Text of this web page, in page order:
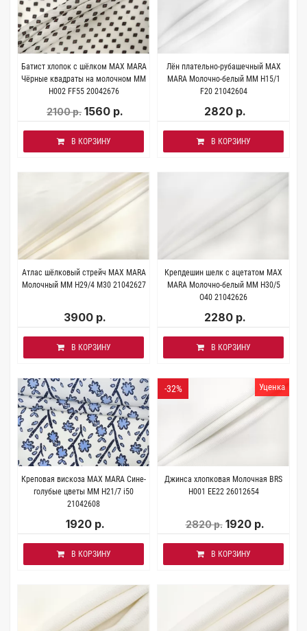
Батист хлопок с шёлком MAX MARA
Чёрные квадраты на молочном MM
H002 FF55 20042676
2100 р. 1560 р.
В КОРЗИНУ
Лён плательно-рубашечный MAX
MARA Молочно-белый MM Н15/1
F20 21042604
2820 р.
В КОРЗИНУ
Атлас шёлковый стрейч MAX MARA
Молочный MM H29/4 M30 21042627
3900 р.
В КОРЗИНУ
Крепдешин шелк с ацетатом MAX
MARA Молочно-белый MM H30/5
О40 21042626
2280 р.
В КОРЗИНУ
Креповая вискоза MAX MARA Сине-
голубые цветы MM H21/7 i50
21042608
1920 р.
В КОРЗИНУ
Уценка
-32%
Джинса хлопковая Молочная BRS
H001 EE22 26012654
2820 р. 1920 р.
В КОРЗИНУ